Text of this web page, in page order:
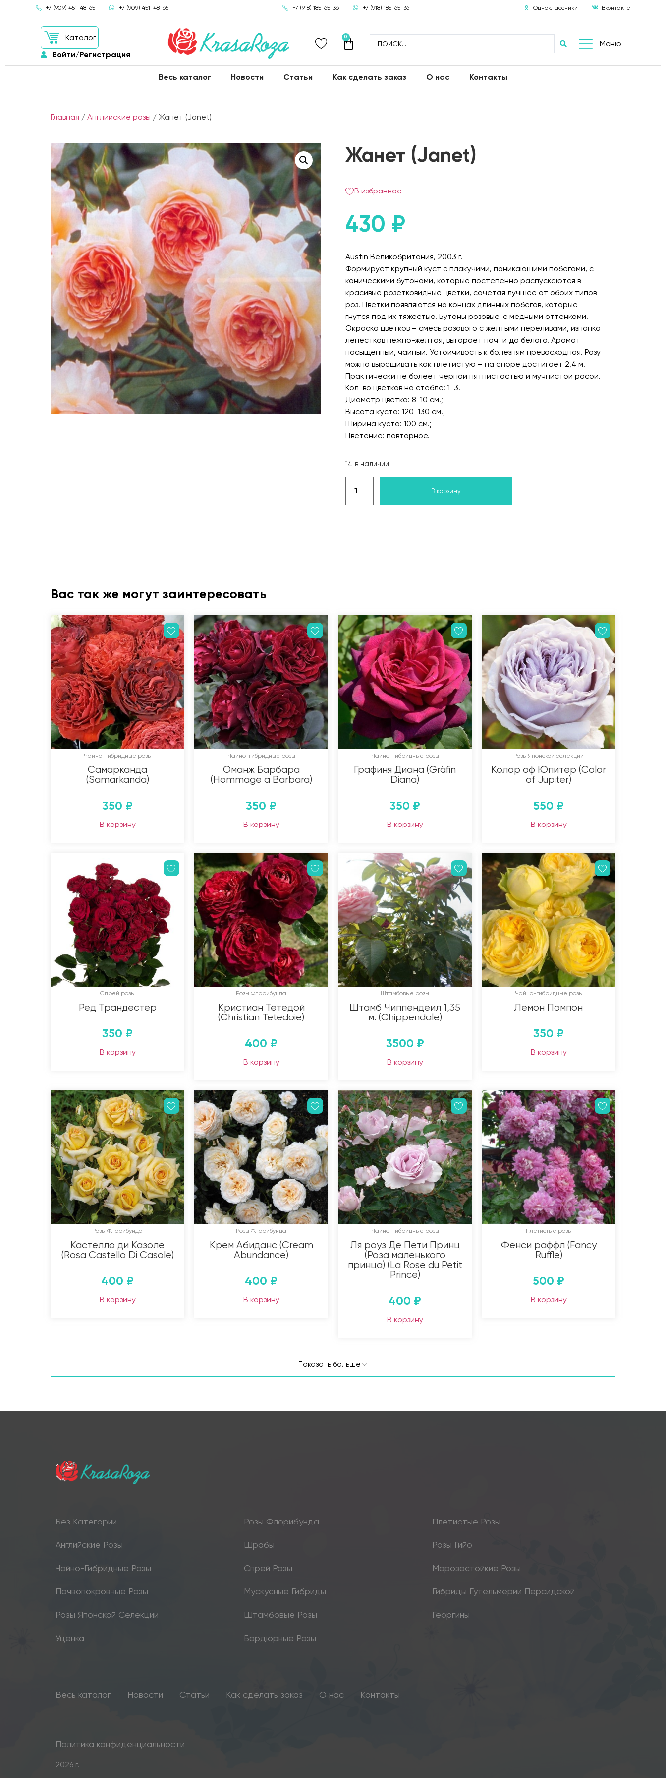
+7 (909) 451-48-65 +7 (909) 451-48-65 +7 (918) 185-65-36 +7 (918) 185-65-36 Одноклассники Вконтакте
Каталог
Войти/Регистрация
0
Меню
Весь каталог Новости Статьи Как сделать заказ О нас Контакты
Главная / Английские розы / Жанет (Janet)
Жанет (Janet)
В избранное
430 ₽
Austin Великобритания, 2003 г.
Формирует крупный куст с плакучими, поникающими побегами, с
коническими бутонами, которые постепенно распускаются в
красивые розетковидные цветки, сочетая лучшее от обоих типов
роз. Цветки появляются на концах длинных побегов, которые
гнутся под их тяжестью. Бутоны розовые, с медными оттенками.
Окраска цветков – смесь розового с желтыми переливами, изнанка
лепестков нежно-желтая, выгорает почти до белого. Аромат
насыщенный, чайный. Устойчивость к болезням превосходная. Розу
можно выращивать как плетистую – на опоре достигает 2,4 м.
Практически не болеет черной пятнистостью и мучнистой росой.
Кол-во цветков на стебле: 1-3.
Диаметр цветка: 8-10 см.;
Высота куста: 120-130 см.;
Ширина куста: 100 см.;
Цветение: повторное.
14 в наличии
В корзину
Вас так же могут заинтересовать
Чайно-гибридные розы
Самарканда
(Samarkanda)
350 ₽
В корзину
Чайно-гибридные розы
Оманж Барбара
(Hommage a Barbara)
350 ₽
В корзину
Чайно-гибридные розы
Графиня Диана (Gräfin
Diana)
350 ₽
В корзину
Розы Японской селекции
Колор оф Юпитер (Color
of Jupiter)
550 ₽
В корзину
Спрей розы
Ред Трандестер
350 ₽
В корзину
Розы Флорибунда
Кристиан Тетедой
(Christian Tetedoie)
400 ₽
В корзину
Штамбовые розы
Штамб Чиппендеил 1,35
м. (Chippendale)
3500 ₽
В корзину
Чайно-гибридные розы
Лемон Помпон
350 ₽
В корзину
Розы Флорибунда
Кастелло ди Казоле
(Rosa Castello Di Casole)
400 ₽
В корзину
Розы Флорибунда
Крем Абиданс (Cream
Abundance)
400 ₽
В корзину
Чайно-гибридные розы
Ля роуз Де Пети Принц
(Роза маленького
принца) (La Rose du Petit
Prince)
400 ₽
В корзину
Плетистые розы
Фенси раффл (Fancy
Ruffle)
500 ₽
В корзину
Показать больше
Без Категории Розы Флорибунда Плетистые Розы
Английские Розы Шрабы Розы Гийо
Чайно-Гибридные Розы Спрей Розы Морозостойкие Розы
Почвопокровные Розы Мускусные Гибриды Гибриды Гутельмерии Персидской
Розы Японской Селекции Штамбовые Розы Георгины
Уценка Бордюрные Розы
Весь каталог Новости Статьи Как сделать заказ О нас Контакты
Политика конфиденциальности
2026 г.